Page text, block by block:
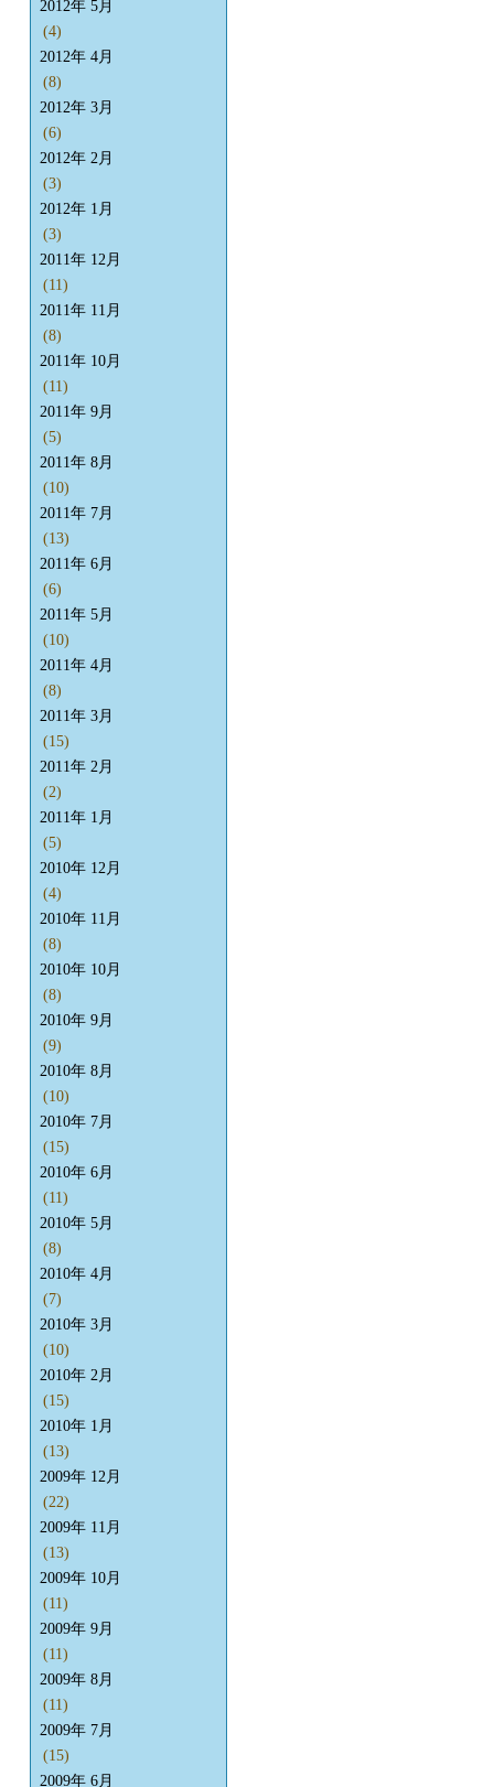
2012年 5月
(4)
2012年 4月
(8)
2012年 3月
(6)
2012年 2月
(3)
2012年 1月
(3)
2011年 12月
(11)
2011年 11月
(8)
2011年 10月
(11)
2011年 9月
(5)
2011年 8月
(10)
2011年 7月
(13)
2011年 6月
(6)
2011年 5月
(10)
2011年 4月
(8)
2011年 3月
(15)
2011年 2月
(2)
2011年 1月
(5)
2010年 12月
(4)
2010年 11月
(8)
2010年 10月
(8)
2010年 9月
(9)
2010年 8月
(10)
2010年 7月
(15)
2010年 6月
(11)
2010年 5月
(8)
2010年 4月
(7)
2010年 3月
(10)
2010年 2月
(15)
2010年 1月
(13)
2009年 12月
(22)
2009年 11月
(13)
2009年 10月
(11)
2009年 9月
(11)
2009年 8月
(11)
2009年 7月
(15)
2009年 6月